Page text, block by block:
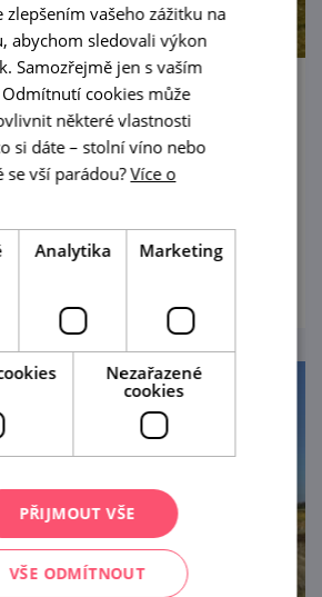
Masaryka v Čejkovicích
československého
nezačal psát na Pražském
jiné i v jihomoravských
Čejkovicích.
prohlédnout
zlepšením vašeho zážitku na
abychom sledovali výkon
Samozřejmě jen s vaším
cookies může
některé vlastnosti
si dáte – stolní víno nebo
se vší parádou?Více o
Analytika Marketing
Nezařazené
cookies
PŘIJMOUT VŠE
VŠE ODMÍTNOUT